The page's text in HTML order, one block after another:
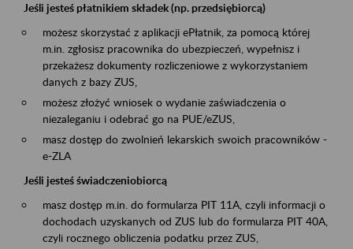
Jeśli jesteś płatnikiem składek (np. przedsiębiorcą)
możesz skorzystać z aplikacji ePłatnik, za pomocą której
m.in. zgłosisz pracownika do ubezpieczeń, wypełnisz i
przekażesz dokumenty rozliczeniowe z wykorzystaniem
danych z bazy ZUS,
możesz złożyć wniosek o wydanie zaświadczenia o
niezaleganiu i odebrać go na PUE/eZUS,
masz dostęp do zwolnień lekarskich swoich pracowników -
e-ZLA
Jeśli jesteś świadczeniobiorcą
masz dostęp m.in. do formularza PIT 11A, czyli informacji o
dochodach uzyskanych od ZUS lub do formularza PIT 40A,
czyli rocznego obliczenia podatku przez ZUS,